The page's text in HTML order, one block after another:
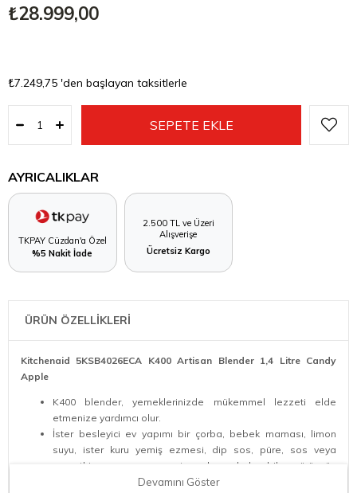
₺28.999,00
₺7.249,75 'den başlayan taksitlerle
AYRICALIKLAR
TKPAY Cüzdan'a Özel
%5 Nakit İade
2.500 TL ve Üzeri
Alışverişe
Ücretsiz Kargo
ÜRÜN ÖZELLİKLERİ
Kitchenaid 5KSB4026ECA K400 Artisan Blender 1,4 Litre Candy
Apple
K400 blender, yemeklerinizde mükemmel lezzeti elde
etmenize yardımcı olur.
İster besleyici ev yapımı bir çorba, bebek maması, limon
suyu, ister kuru yemiş ezmesi, dip sos, püre, sos veya
smoothie yapın, en sert malzemelerle bile pürüzsüz
sonuçlar elde etmeniz için tasarlanmıştır.
Devamını Göster